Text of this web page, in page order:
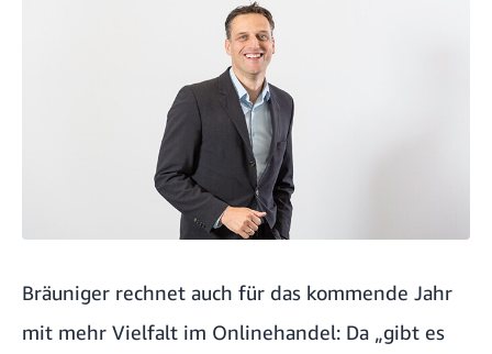
Bräuniger rechnet auch für das kommende Jahr
mit mehr Vielfalt im Onlinehandel: Da „gibt es